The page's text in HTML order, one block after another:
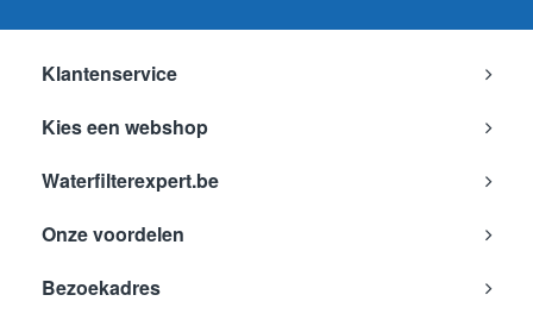
Klantenservice
Kies een webshop
Waterfilterexpert.be
Onze voordelen
Bezoekadres